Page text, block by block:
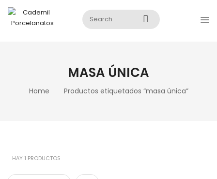
MASA ÚNICA
Home Productos etiquetados “masa única”
HAY 1 PRODUCTOS